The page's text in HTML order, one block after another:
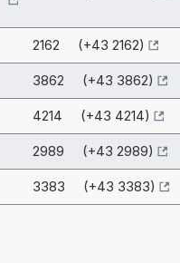
2162 (+43 2162)
3862 (+43 3862)
4214 (+43 4214)
2989 (+43 2989)
3383 (+43 3383)